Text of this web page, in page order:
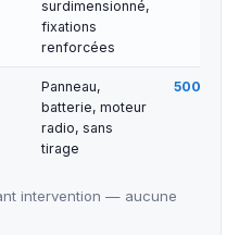
surdimensionné,
fixations
renforcées
Panneau,
batterie, moteur
radio, sans
tirage
500 € —
intervention — aucune